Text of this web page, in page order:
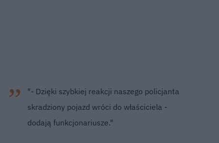
"- Dzięki szybkiej reakcji naszego policjanta
skradziony pojazd wróci do właściciela -
dodają funkcjonariusze."